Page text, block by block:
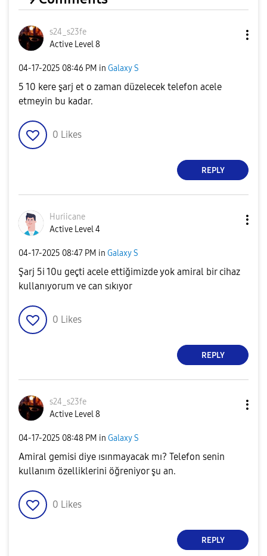
s24_s23fe
Active Level 8
‎04-17-2025 08:46 PM in Galaxy S
5 10 kere şarj et o zaman düzelecek telefon acele
etmeyin bu kadar.
0 Likes
REPLY
Huriicane
Active Level 4
‎04-17-2025 08:47 PM in Galaxy S
Şarj 5i 10u geçti acele ettiğimizde yok amiral bir cihaz
kullanıyorum ve can sıkıyor
0 Likes
REPLY
s24_s23fe
Active Level 8
‎04-17-2025 08:48 PM in Galaxy S
Amiral gemisi diye ısınmayacak mı? Telefon senin
kullanım özelliklerini öğreniyor şu an.
0 Likes
REPLY